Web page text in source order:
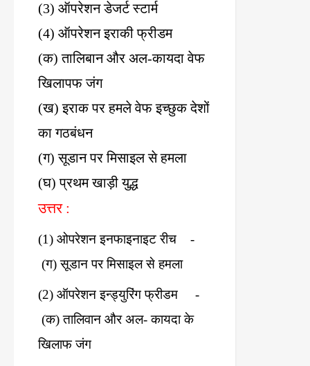
(3) ऑपरेशन डेजर्ट स्टार्म
(4) ऑपरेशन इराकी फ्रीडम
(क)तालिबान और अल-कायदा वेफ
खिलापफ जंग
(ख)इराक पर हमले वेफ इच्छुक देशों
का गठबंधन
(ग)सूडान पर मिसाइल से हमला
(घ)प्रथम खाड़ी युद्ध
उत्तर:
(1) ओपरेशन इनफाइनाइट रीच -
(ग)सूडान पर मिसाइल से हमला
(2) ऑपरेशन इन्ड्युरिंग फ्रीडम -
(क)तालिवान और अल-कायदा के
खिलाफ जंग